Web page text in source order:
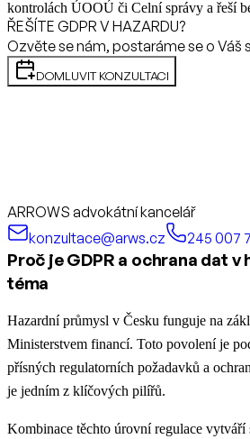
kontrolách ÚOOÚ či Celní správy a řeší
ŘEŠÍTE GDPR V HAZARDU?
Ozvěte se nám, postaráme se o Váš
DOMLUVIT KONZULTACI
ARROWS advokátní kancelář
konzultace@arws.cz
245 007
Proč je GDPR a ochrana dat v
téma
Hazardní průmysl v Česku funguje na
Ministerstvem financí. Toto povolení je
přísných regulatorních požadavků a
je jedním z klíčových pilířů.
Kombinace těchto úrovní regulace